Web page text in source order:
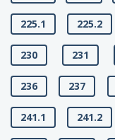
225.1 225.2
230 231
236 237
241.1 241.2